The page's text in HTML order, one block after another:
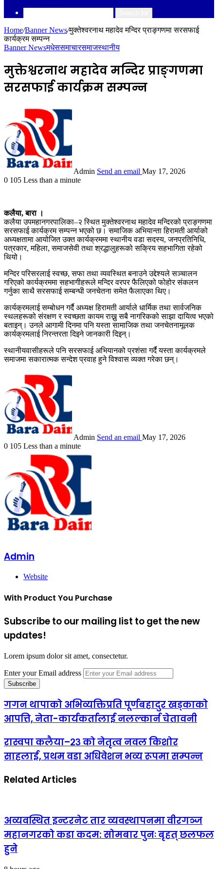
Home/Banner News/मुक्तेश्वरनाथ महादेव मन्दिर प्राङ्गणमा सरसफाई
कार्यक्रम सम्पन्न
Banner Newsमधेससमाचारसमाजस्थानीय
मुक्तेश्वरनाथ महादेव मन्दिर प्राङ्गणमा
सरसफाई कार्यक्रम सम्पन्न
Admin Send an email May 17, 2026
0 105 Less than a minute
कलैया,बारा ।
कलैया उपमहानगरपालिका–२ स्थित मुक्तेश्वरनाथ महादेव मन्दिरको प्राङ्गणमा
सरसफाई कार्यक्रम सम्पन्न भएको छ। समाजिक अभियान्ता हिरामती आर्याको
अध्यक्षतामा आयोजित उक्त कार्यक्रममा स्थानीय वडा सदस्य, जनप्रतिनिधि,
पत्रकार, महिला, समाजसेवी तथा श्रद्धालुहरूको सक्रिय सहभागिता रहेको
थियो।
मन्दिर परिसरलाई स्वच्छ, सफा तथा व्यवस्थित बनाउने उद्देश्यले सञ्चालन
गरिएको कार्यक्रममा सहभागीहरूले मन्दिर वरपर फैलिएको फोहोर संकलन
गर्नुका साथै सरसफाई सम्बन्धी जनचेतना समेत फैलाएका थिए।
कार्यक्रमलाई सम्बोधन गर्दै अध्यक्ष हिरामती आर्याले धार्मिक तथा सार्वजनिक
स्थलहरूको संरक्षण र स्वच्छता कायम राख्नु सबै नागरिकको साझा दायित्व भएको
बताइन्। उनले आगामी दिनमा पनि यस्ता सामाजिक तथा जनचेतनामूलक
कार्यक्रमलाई निरन्तरता दिइने जानकारी दिइन्।
स्थानीयवासीहरूले पनि सरसफाई अभियानको प्रशंसा गर्दै यस्ता कार्यक्रमले
समाजमा सकारात्मक सन्देश प्रवाह हुने विश्वास व्यक्त गरेका छन्।
Admin Send an email May 17, 2026
0 105 Less than a minute
Admin
Website
With Product You Purchase
Subscribe to our mailing list to get the new
updates!
Lorem ipsum dolor sit amet, consectetur.
Enter your Email address
गगन थापाको अभिव्यक्तिप्रति पूर्णबहादुर खड्काकाे
आपत्ति, नेता-कार्यकर्तालाई नलल्कार्न चेतावनी
रास्वपा कलैया–२३ को नेतृत्व नवल किशोर
साहलाई, प्रथम वडा अधिवेशन भव्य रूपमा सम्पन्न
Related Articles
अव्यवस्थित इन्टरनेट तार व्यवस्थापनमा वीरगञ्ज
महानगरको कडा कदम: सोमबार पुनः बृहत् छलफल
हुने